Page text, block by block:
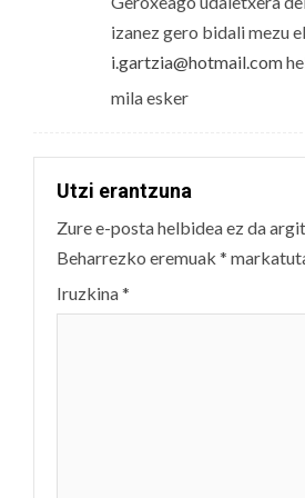
izanez gero bidali mezu
i.gartzia@hotmail.com
mila esker
Utzi erantzuna
Zure e-posta helbidea ez da
Beharrezko eremuak *
Iruzkina*